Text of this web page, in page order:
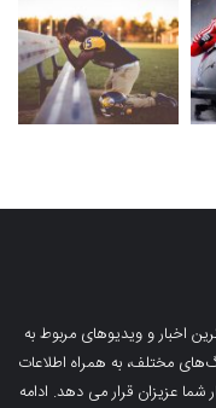
اخبار و ویدیوهای مربوط به
مختلف، به همراه اطلاعات
شما عزیزان قرار می دهد. ادامه